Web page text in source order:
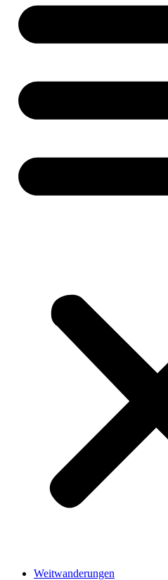
Weitwanderungen